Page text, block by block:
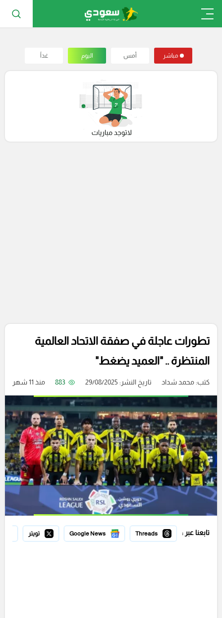
مباشر أمس اليوم غداً
تطورات عاجلة في صفقة الاتحاد العالمية
المنتظرة .. "العميد يضغط"
كتب:محمد شداد تاريخ النشر: 29/08/2025 883 منذ 11 شهر
تابعنا عبر : Threads
Google News تويتر